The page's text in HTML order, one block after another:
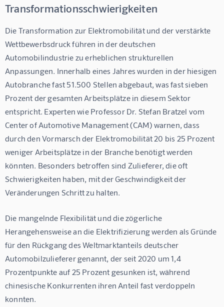
Transformationsschwierigkeiten
Die Transformation zur Elektromobilität und der verstärkte
Wettbewerbsdruck führen in der deutschen
Automobilindustrie zu erheblichen strukturellen
Anpassungen. Innerhalb eines Jahres wurden in der hiesigen
Autobranche fast 51.500 Stellen abgebaut, was fast sieben
Prozent der gesamten Arbeitsplätze in diesem Sektor
entspricht. Experten wie Professor Dr. Stefan Bratzel vom
Center of Automotive Management (CAM) warnen, dass
durch den Vormarsch der Elektromobilität 20 bis 25 Prozent
weniger Arbeitsplätze in der Branche benötigt werden
könnten. Besonders betroffen sind Zulieferer, die oft
Schwierigkeiten haben, mit der Geschwindigkeit der
Veränderungen Schritt zu halten.
Die mangelnde Flexibilität und die zögerliche
Herangehensweise an die Elektrifizierung werden als Gründe
für den Rückgang des Weltmarktanteils deutscher
Automobilzulieferer genannt, der seit 2020 um 1,4
Prozentpunkte auf 25 Prozent gesunken ist, während
chinesische Konkurrenten ihren Anteil fast verdoppeln
konnten.